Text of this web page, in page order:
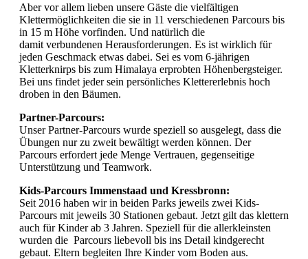
Aber vor allem lieben unsere Gäste die vielfältigen
Klettermöglichkeiten die sie in 11 verschiedenen Parcours bis
in 15 m Höhe vorfinden. Und natürlich die
damit verbundenen Herausforderungen. Es ist wirklich für
jeden Geschmack etwas dabei. Sei es vom 6-jährigen
Kletterknirps bis zum Himalaya erprobten Höhenbergsteiger.
Bei uns findet jeder sein persönliches Klettererlebnis hoch
droben in den Bäumen.
Partner-Parcours:
Unser Partner-Parcours wurde speziell so ausgelegt, dass die
Übungen nur zu zweit bewältigt werden können. Der
Parcours erfordert jede Menge Vertrauen, gegenseitige
Unterstützung und Teamwork.
Kids-Parcours Immenstaad und Kressbronn:
Seit 2016 haben wir in beiden Parks jeweils zwei Kids-
Parcours mit jeweils 30 Stationen gebaut. Jetzt gilt das klettern
auch für Kinder ab 3 Jahren. Speziell für die allerkleinsten
wurden die Parcours liebevoll bis ins Detail kindgerecht
gebaut. Eltern begleiten Ihre Kinder vom Boden aus.